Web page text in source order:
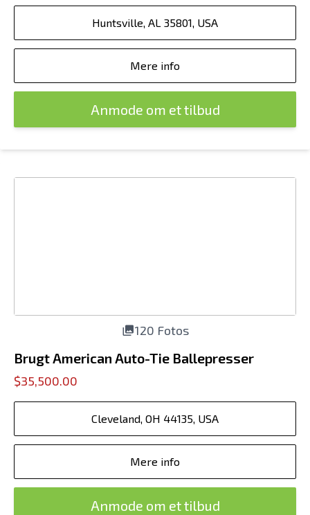
Huntsville, AL 35801, USA
Mere info
Anmode om et tilbud
120 Fotos
Brugt American Auto-Tie Ballepresser
$35,500.00
Cleveland, OH 44135, USA
Mere info
Anmode om et tilbud